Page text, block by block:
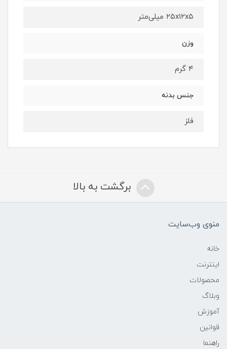
۲۵x۱۲x۵ میلی‌متر
وزن
۴ گرم
جنس بدنه
فلز
برگشت به بالا
منوی وب‌سایت
خانه
اینترنت
محصولات
وبلاگ
آموزش
قوانین
راهنما